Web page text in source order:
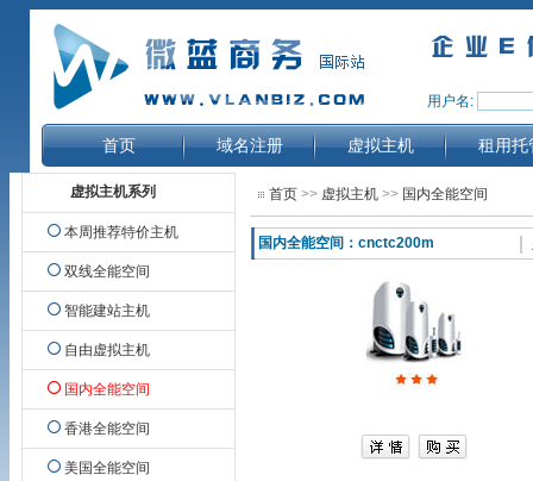
用户名:
首页 域名注册 虚拟主机 租用托
虚拟主机系列
本周推荐特价主机
双线全能空间
智能建站主机
自由虚拟主机
国内全能空间
香港全能空间
美国全能空间
首页 >> 虚拟主机 >> 国内全能空间
国内全能空间： cnctc200m